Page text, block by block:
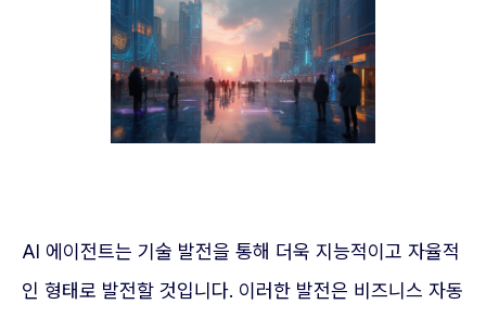
AI 에이전트는 기술 발전을 통해 더욱 지능적이고 자율적
인 형태로 발전할 것입니다. 이러한 발전은 비즈니스 자동